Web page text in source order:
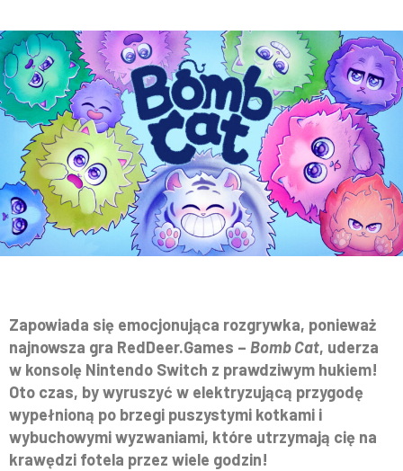
Zapowiada się emocjonująca rozgrywka, ponieważ
najnowsza gra RedDeer.Games – Bomb Cat, uderza
w konsolę Nintendo Switch z prawdziwym hukiem!
Oto czas, by wyruszyć w elektryzującą przygodę
wypełnioną po brzegi puszystymi kotkami i
wybuchowymi wyzwaniami, które utrzymają cię na
krawędzi fotela przez wiele godzin!